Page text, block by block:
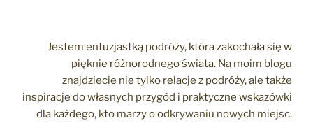
Jestem entuzjastką podróży, która zakochała się w
pięknie różnorodnego świata. Na moim blogu
znajdziecie nie tylko relacje z podróży, ale także
inspiracje do własnych przygód i praktyczne wskazówki
dla każdego, kto marzy o odkrywaniu nowych miejsc.